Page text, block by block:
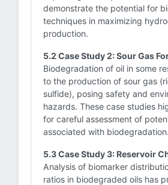
demonstrate the potential for
techniques in maximizing
production.
5.2 Case Study 2: Sour Gas
Biodegradation of oil in some
to the production of sour gas
sulfide), posing safety and
hazards. These case studies
for careful assessment of
associated with biodegradation.
5.3 Case Study 3: Reservoir
Analysis of biomarker
ratios in biodegraded oils has